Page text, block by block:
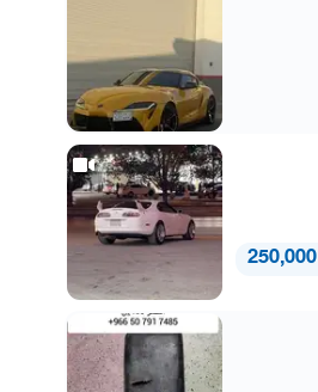
250,000